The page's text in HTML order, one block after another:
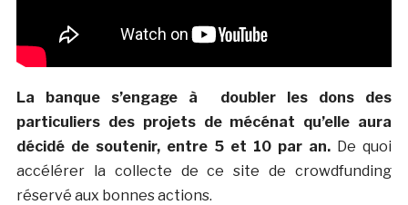
La banque s’engage à doubler les dons des
particuliers des projets de mécénat qu’elle aura
décidé de soutenir, entre 5 et 10 par an. De quoi
accélérer la collecte de ce site de crowdfunding
réservé aux bonnes actions.